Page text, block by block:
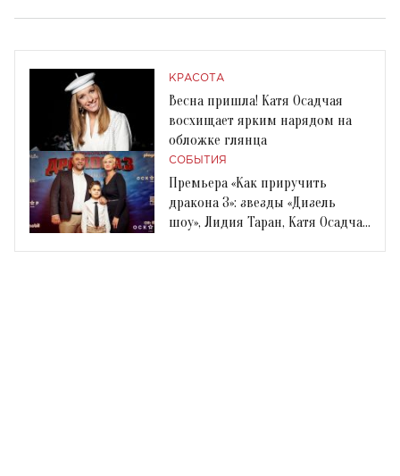
КРАСОТА
Весна пришла! Катя Осадчая
восхищает ярким нарядом на
обложке глянца
СОБЫТИЯ
Премьера «Как приручить
дракона 3»: звезды «Дизель
шоу», Лидия Таран, Катя Осадчая